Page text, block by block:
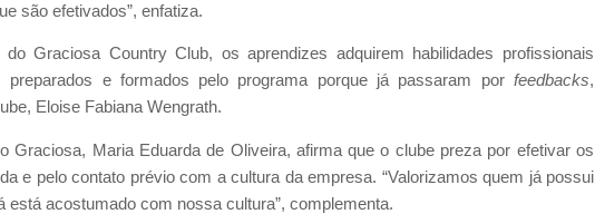
são efetivados”, enfatiza.
Graciosa Country Club, os aprendizes adquirem habilidades profissionais
e formados pelo programa porque já passaram por feedbacks,
Eloise Fabiana Wengrath.
Graciosa, Maria Eduarda de Oliveira, afirma que o clube preza por efetivar os
e pelo contato prévio com a cultura da empresa. “Valorizamos quem já possui
está acostumado com nossa cultura”, complementa.